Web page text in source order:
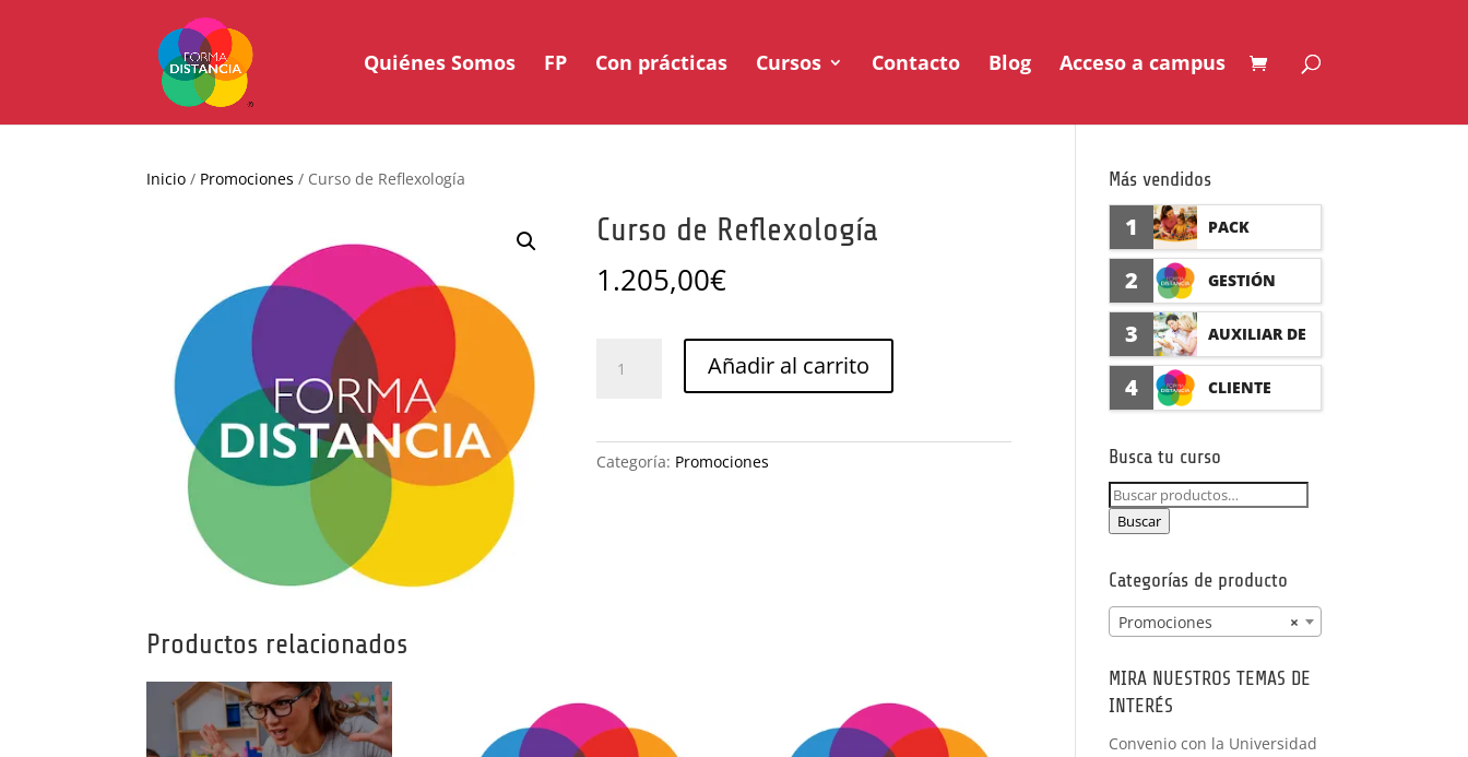
Quiénes Somos FP Con prácticas Cursos Contacto Blog Acceso a campus
Inicio / Promociones / Curso de Reflexología
Curso de Reflexología
1.205,00€
Añadir al carrito
Categoría: Promociones
Productos relacionados
Más vendidos
1 PACK
AUXILIAR DE
GUARDERÍA
CON
2 GESTIÓN
SEGURO DE
ACCIDENTES
(PRÁCTICAS
FORMATIVAS)
3 AUXILIAR DE
FARMACIA Y
IA CON
PRÁCTICAS
4 CLIENTE
Busca tu curso
Buscar
por:
Buscar
Categorías de producto
×
Promociones
MIRA NUESTROS TEMAS DE
INTERÉS
Convenio con la Universidad